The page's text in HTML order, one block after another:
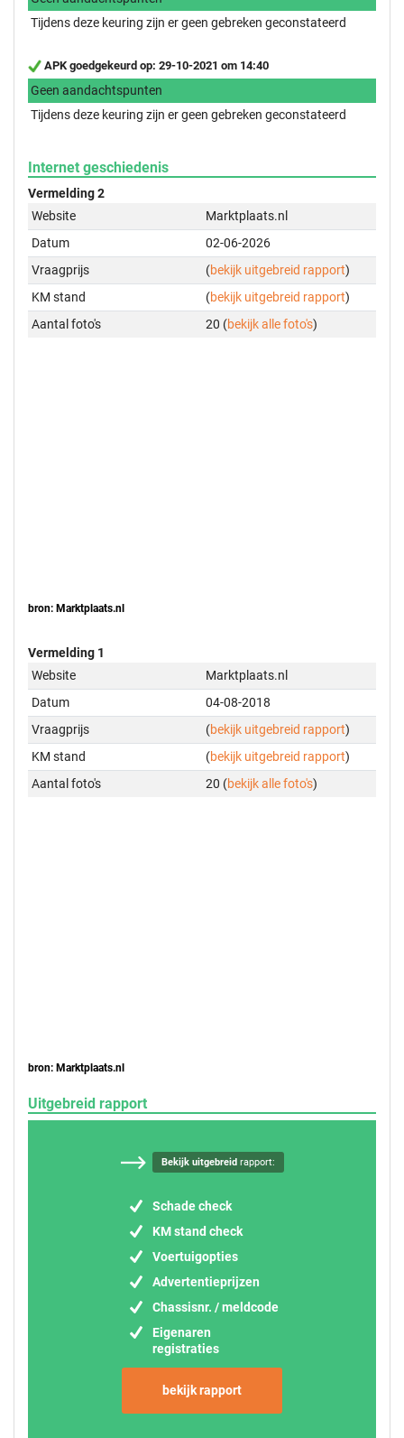
Tijdens deze keuring zijn er geen gebreken geconstateerd
APK goedgekeurd op: 29-10-2021 om 14:40
Geen aandachtspunten
Tijdens deze keuring zijn er geen gebreken geconstateerd
Internet geschiedenis
Vermelding 2
Website
Marktplaats.nl
Datum
02-06-2026
Vraagprijs
(bekijk uitgebreid rapport)
KM stand
(bekijk uitgebreid rapport)
Aantal foto's
20 (bekijk alle foto's)
bron: Marktplaats.nl
Vermelding 1
Website
Marktplaats.nl
Datum
04-08-2018
Vraagprijs
(bekijk uitgebreid rapport)
KM stand
(bekijk uitgebreid rapport)
Aantal foto's
20 (bekijk alle foto's)
bron: Marktplaats.nl
Uitgebreid rapport
Bekijk uitgebreidrapport:
Schade check
KM stand check
Voertuigopties
Advertentieprijzen
Chassisnr. / meldcode
Eigenaren
registraties
bekijk rapport